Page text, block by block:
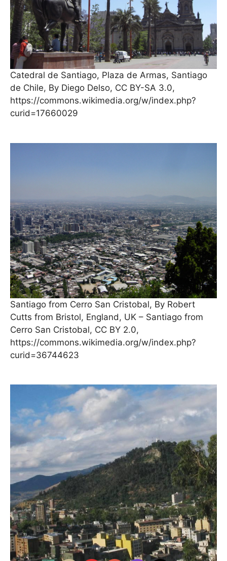
Catedral de Santiago, Plaza de Armas, Santiago
de Chile, By Diego Delso, CC BY-SA 3.0,
https://commons.wikimedia.org/w/index.php?
curid=17660029
Santiago from Cerro San Cristobal, By Robert
Cutts from Bristol, England, UK – Santiago from
Cerro San Cristobal, CC BY 2.0,
https://commons.wikimedia.org/w/index.php?
curid=36744623